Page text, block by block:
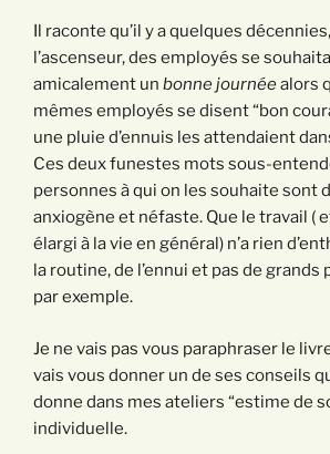
Il raconte qu’il y a quelques
l’ascenseur, des employés se
amicalement un bonne journéealors
mêmes employés se disent “bon
une pluie d’ennuis les attendaient
Ces deux funestes mots sous-
personnes à qui on les souhaite sont
anxiogène et néfaste. Que le travail (
élargi à la vie en général) n’a rien
la routine, de l’ennui et pas de grands
par exemple.
Je ne vais pas vous paraphraser le
vais vous donner un de ses conseils
donne dans mes ateliers “estime de
individuelle.